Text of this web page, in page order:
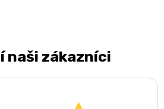
naši zákazníci